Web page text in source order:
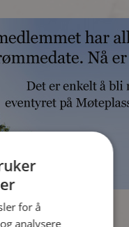
for å
analysere